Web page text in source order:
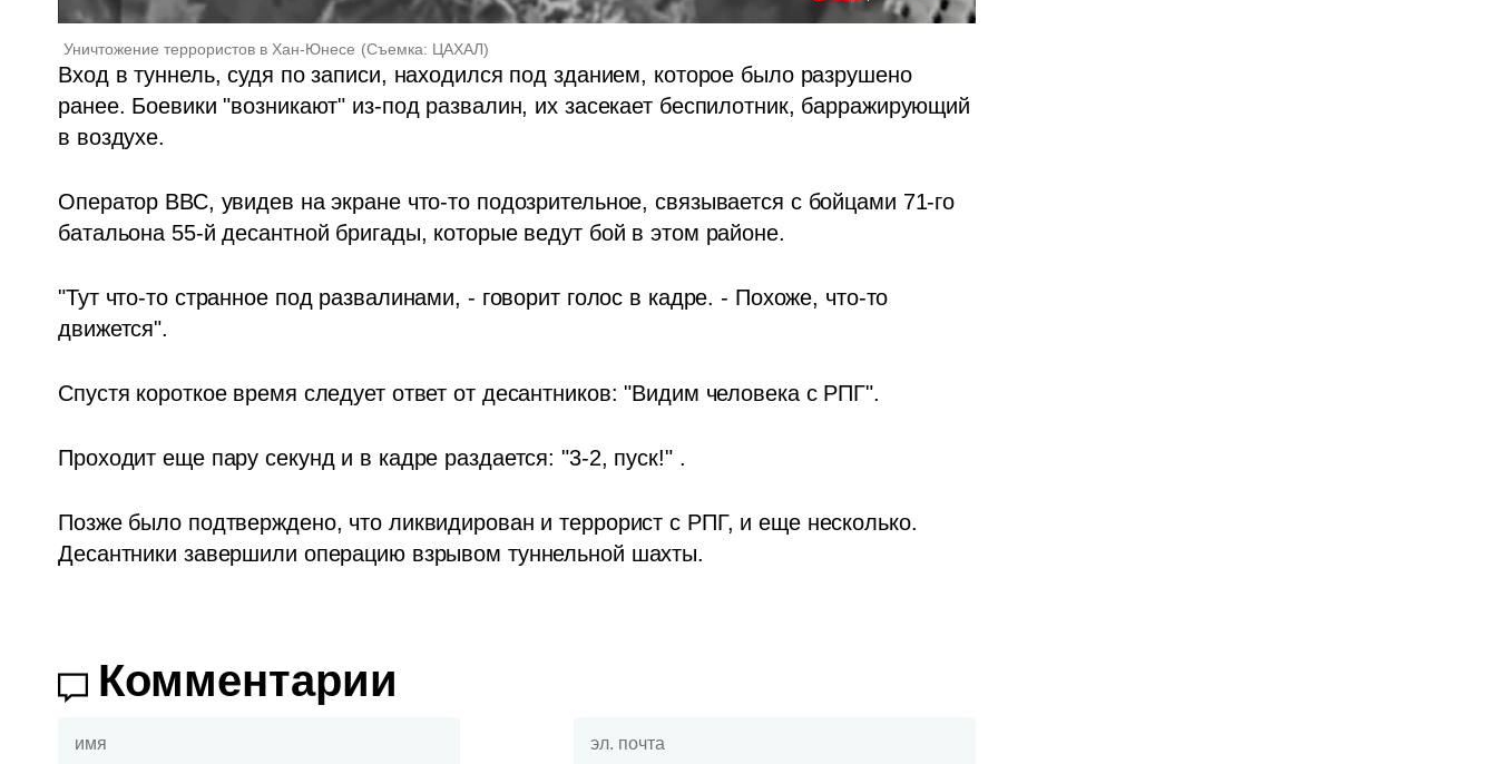
Уничтожение террористов в Хан-Юнесе (Съемка: ЦАХАЛ)
Вход в туннель, судя по записи, находился под зданием, которое было разрушено
ранее. Боевики "возникают" из-под развалин, их засекает беспилотник, барражирующий
в воздухе.
Оператор ВВС, увидев на экране что-то подозрительное, связывается с бойцами 71-го
батальона 55-й десантной бригады, которые ведут бой в этом районе.
"Тут что-то странное под развалинами, - говорит голос в кадре. - Похоже, что-то
движется".
Спустя короткое время следует ответ от десантников: "Видим человека с РПГ".
Проходит еще пару секунд и в кадре раздается: "3-2, пуск!" .
Позже было подтверждено, что ликвидирован и террорист с РПГ, и еще несколько.
Десантники завершили операцию взрывом туннельной шахты.
Комментарии